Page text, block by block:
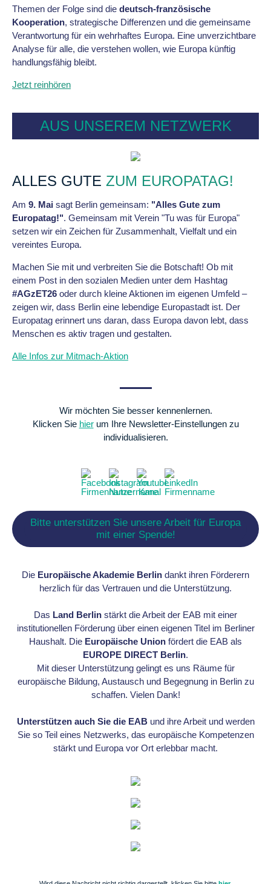
Themen der Folge sind die deutsch-französische
Kooperation, strategische Differenzen und die gemeinsame
Verantwortung für ein wehrhaftes Europa. Eine unverzichtbare
Analyse für alle, die verstehen wollen, wie Europa künftig
handlungsfähig bleibt.
Jetzt reinhören
AUS UNSEREM NETZWERK
ALLES GUTE ZUM EUROPATAG!
Am 9. Mai sagt Berlin gemeinsam: "Alles Gute zum
Europatag!". Gemeinsam mit Verein "Tu was für Europa"
setzen wir ein Zeichen für Zusammenhalt, Vielfalt und ein
vereintes Europa.
Machen Sie mit und verbreiten Sie die Botschaft! Ob mit
einem Post in den sozialen Medien unter dem Hashtag
#AGzET26 oder durch kleine Aktionen im eigenen Umfeld –
zeigen wir, dass Berlin eine lebendige Europastadt ist. Der
Europatag erinnert uns daran, dass Europa davon lebt, dass
Menschen es aktiv tragen und gestalten.
Alle Infos zur Mitmach-Aktion
Wir möchten Sie besser kennenlernen.
Klicken Sie hierum Ihre Newsletter-Einstellungen zu
individualisieren.
Bitte unterstützen Sie unsere Arbeit für Europa
mit einer Spende!
Die Europäische Akademie Berlin dankt ihren Förderern
herzlich für das Vertrauen und die Unterstützung.
Das Land Berlin stärkt die Arbeit der EAB mit einer
institutionellen Förderung über einen eigenen Titel im Berliner
Haushalt. Die Europäische Union fördert die EAB als
EUROPE DIRECT Berlin.
Mit dieser Unterstützung gelingt es uns Räume für
europäische Bildung, Austausch und Begegnung in Berlin zu
schaffen. Vielen Dank!
Unterstützen auch Sie die EABund ihre Arbeit und werden
Sie so Teil eines Netzwerks, das europäische Kompetenzen
stärkt und Europa vor Ort erlebbar macht.